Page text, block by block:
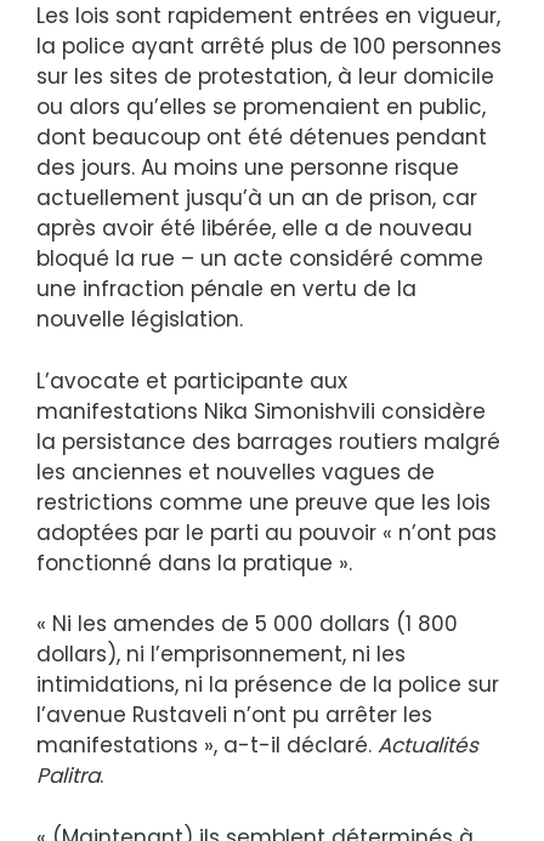
Les lois sont rapidement entrées en vigueur,
la police ayant arrêté plus de 100 personnes
sur les sites de protestation, à leur domicile
ou alors qu’elles se promenaient en public,
dont beaucoup ont été détenues pendant
des jours. Au moins une personne risque
actuellement jusqu’à un an de prison, car
après avoir été libérée, elle a de nouveau
bloqué la rue – un acte considéré comme
une infraction pénale en vertu de la
nouvelle législation.
L’avocate et participante aux
manifestations Nika Simonishvili considère
la persistance des barrages routiers malgré
les anciennes et nouvelles vagues de
restrictions comme une preuve que les lois
adoptées par le parti au pouvoir « n’ont pas
fonctionné dans la pratique ».
« Ni les amendes de 5 000 dollars (1 800
dollars), ni l’emprisonnement, ni les
intimidations, ni la présence de la police sur
l’avenue Rustaveli n’ont pu arrêter les
manifestations », a-t-il déclaré. Actualités
Palitra.